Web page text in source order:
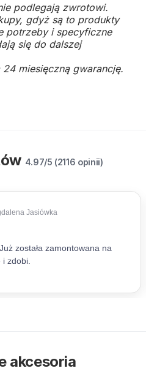
podlegają zwrotowi.
gdyż są to produkty
potrzeby i specyficzne
się do dalszej
miesięczną gwarancję.
4.97/5 (2116 opinii)
akcesoria